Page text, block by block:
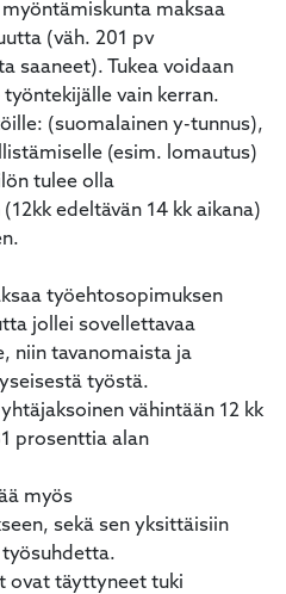
maksaa
(väh. 201 pv
saaneet). Tukea voidaan
vain kerran.
(suomalainen y-tunnus),
(esim. lomautus)
tulee olla
edeltävän 14 kk aikana)
työehtosopimuksen
jollei sovellettavaa
niin tavanomaista ja
työstä.
vähintään 12 kk
prosenttia alan
myös
sekä sen yksittäisiin
ovat täyttyneet tuki